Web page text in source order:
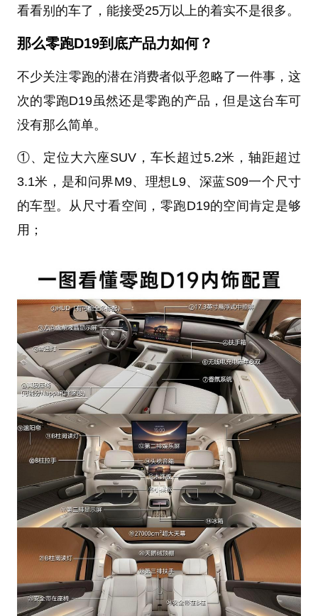
看看别的车了，能接受25万以上的着实不是很多。
那么零跑D19到底产品力如何？
不少关注零跑的潜在消费者似乎忽略了一件事，这
次的零跑D19虽然还是零跑的产品，但是这台车可
没有那么简单。
①、定位大六座SUV，车长超过5.2米，轴距超过
3.1米，是和问界M9、理想L9、深蓝S09一个尺寸
的车型。从尺寸看空间，零跑D19的空间肯定是够
用；